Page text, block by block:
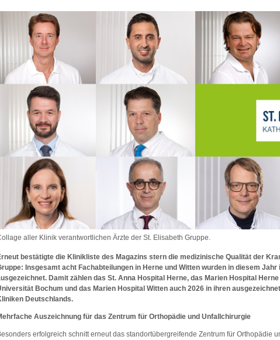
aller Klinik verantwortlichen Ärzte der St. Elisabeth Gruppe.
bestätigte die Klinikliste des Magazins stern die medizinische Qualität der
Insgesamt acht Fachabteilungen in Herne und Witten wurden in diesem
Damit zählen das St. Anna Hospital Herne, das Marien Hospital
Bochum und das Marien Hospital Witten auch 2026 in ihren
Deutschlands.
Auszeichnung für das Zentrum für Orthopädie und Unfallchirurgie
erfolgreich schnitt erneut das standortübergreifende Zentrum für Orthopädie